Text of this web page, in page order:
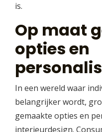
is.
Op maat
opties en
In een wereld waar
belangrijker wordt,
gemaakte opties en
interieurdesign.